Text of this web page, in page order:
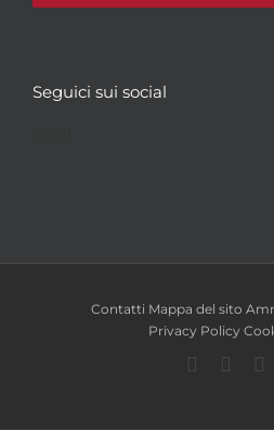
Seguici sui social
Contatti Mappa del sito
Privacy Policy
Facebook